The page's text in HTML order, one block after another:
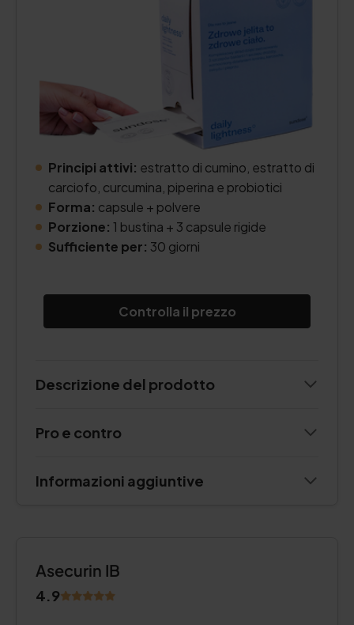
Principi attivi: estratto di cumino, estratto di
carciofo, curcumina, piperina e probiotici
Forma: capsule + polvere
Porzione: 1 bustina + 3 capsule rigide
Sufficiente per: 30 giorni
Controlla il prezzo
Descrizione del prodotto
Pro e contro
Informazioni aggiuntive
Asecurin IB
4.9